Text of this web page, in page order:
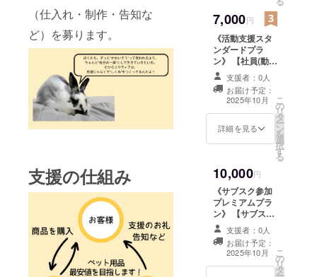
（仕入れ・制作・告知な
ど）を募ります。
支援の仕組み
ご希望のお名前
は、支援時に備
考欄へご記入く
ださい。 【支援
者限定
Instagramへの
ご招待】 保護活
動の裏側や運営
の進捗などを投
稿する、非公開
のInstagramア
カウントにご招
待いたします。 •
進捗／保護状況
／イベント情報
などの先行公開 •
ご参加には、
Instagramのア
カウント名を備
考欄へご記入く
ださい。 後
日、招待アカウ
ントをご案内い
ンコードは、ご
登録のメールア
ドレス宛にお送
りします。 ・有
効期間：クーポ
ンコード送付日
（2025年8月5日
予定）より6ヶ月
間有効 ※送付日
ンディング終了
後に決定・通知
ご登録のメール
アドレスに付帯
します。譲渡・
換金はできませ
ん。 ※このリ
ターンは、「サ
ブスクのご利用
を検討されてい
る方」に向けた
7,000円
《活動支援スタ
ンダードプラ
ン》 【社員(動
物)の寄せ書き色
紙】 実際にアフ
ティアで暮らす
動物たちの足跡
をプリントした
特別仕様です。
242mm(よくあ
る色紙のサイズ)
・数量：1点
【アフティア公
式会員カードの
送付】 支援の証
として、**アフ
ティア公式会員
カード（クレ
支援者：0人
お届け予定：
2025年10月
詳細を見る
こ
の
リ
タ
ー
ン
を
選
択
す
る
10,000円
《サブスク参加
プレミアムプラ
ン》 【サブスク
優待特典（特別
クーポン券）】
割引クーポン
（20%×5枚） ・
当ECサイト「ア
支援者：0人
お届け予定：
2025年10月
こ
の
リ
タ